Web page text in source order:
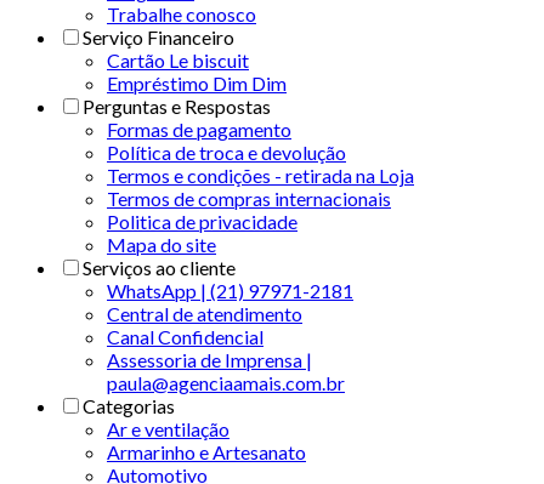
Trabalhe conosco
Serviço Financeiro
Cartão Le biscuit
Empréstimo Dim Dim
Perguntas e Respostas
Formas de pagamento
Política de troca e devolução
Termos e condições - retirada na Loja
Termos de compras internacionais
Politica de privacidade
Mapa do site
Serviços ao cliente
WhatsApp | (21) 97971-2181
Central de atendimento
Canal Confidencial
Assessoria de Imprensa |
paula@agenciaamais.com.br
Categorias
Ar e ventilação
Armarinho e Artesanato
Automotivo